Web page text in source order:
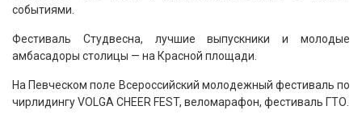
событиями.
Фестиваль Студвесна, лучшие выпускники и молодые
амбасадоры столицы — на Красной площади.
На Певческом поле Всероссийский молодежный фестиваль по
чирлидингу VOLGA CHEER FEST, веломарафон, фестиваль ГТО.